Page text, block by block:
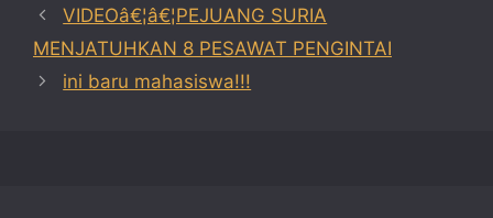
VIDEOâ€¦â€¦PEJUANG SURIA
MENJATUHKAN 8 PESAWAT PENGINTAI
ini baru mahasiswa!!!